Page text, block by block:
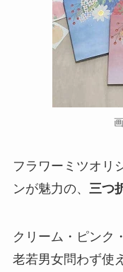
フラワーミツオリ
ンが魅力の、 三つ
クリーム・ピンク
老若男女問わず使